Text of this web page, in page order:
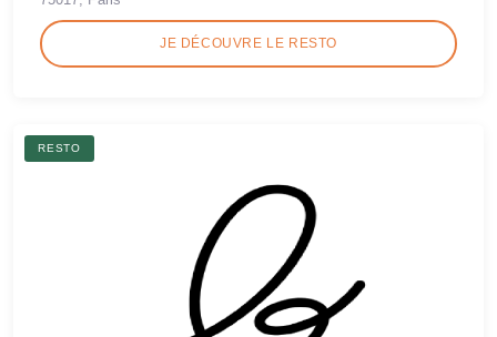
JE DÉCOUVRE LE RESTO
RESTO